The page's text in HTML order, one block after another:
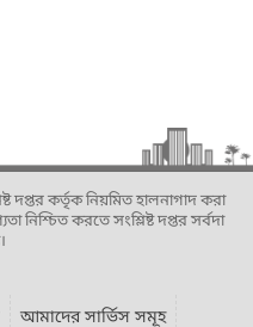
দপ্তর কর্তৃক নিয়মিত হালনাগাদ করা
নিশ্চিত করতে সংশ্লিষ্ট দপ্তর সর্বদা
আমাদের সার্ভিস সমূহ